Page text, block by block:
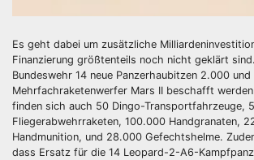
Es geht dabei um zusätzliche
Finanzierung größtenteils noch nicht geklärt
Bundeswehr 14 neue Panzerhaubitzen 2.000
Mehrfachraketenwerfer Mars II beschafft
finden sich auch 50 Dingo-Transportfahrzeuge,
Fliegerabwehrraketen, 100.000 Handgranaten,
Handmunition, und 28.000 Gefechtshelme.
dass Ersatz für die 14 Leopard-2-A6-